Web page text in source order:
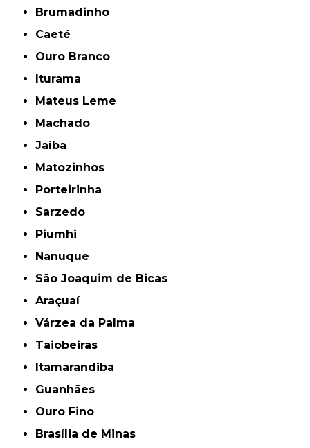
Brumadinho
Caeté
Ouro Branco
Iturama
Mateus Leme
Machado
Jaíba
Matozinhos
Porteirinha
Sarzedo
Piumhi
Nanuque
São Joaquim de Bicas
Araçuaí
Várzea da Palma
Taiobeiras
Itamarandiba
Guanhães
Ouro Fino
Brasília de Minas